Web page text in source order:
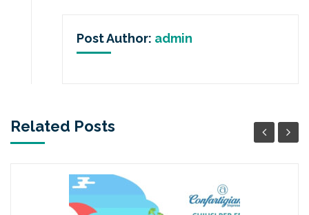
Post Author: admin
Related Posts